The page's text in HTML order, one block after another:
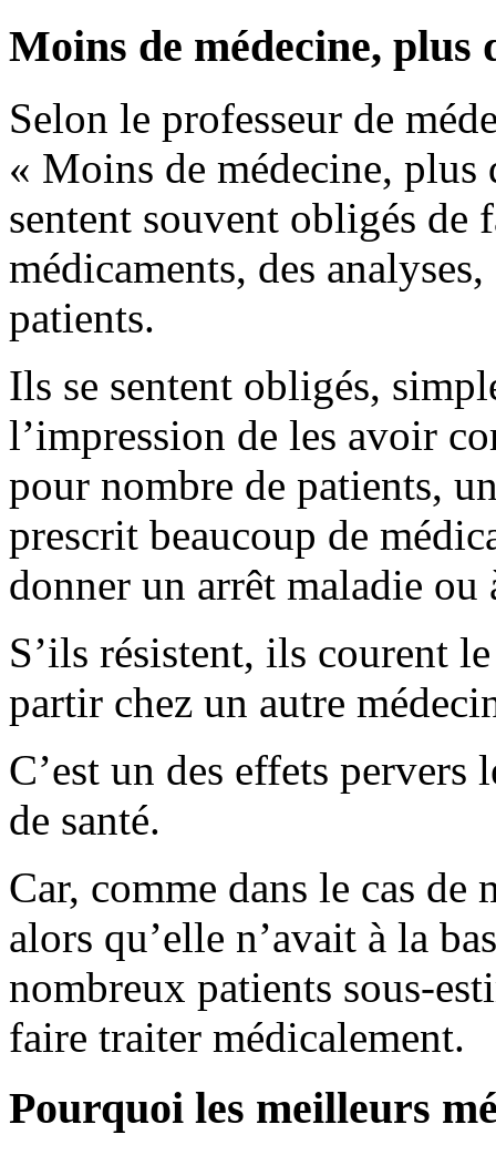
Moins de médecine, plus
Selon le professeur de
« Moins de médecine, plus
sentent souvent obligés de
médicaments, des
patients.
Ils se sentent obligés,
l’impression de les avoir
pour nombre de patients,
prescrit beaucoup de
donner un arrêt maladie ou
S’ils résistent, ils courent
partir chez un autre
C’est un des effets pervers
de santé.
Car, comme dans le cas
alors qu’elle n’avait à la
nombreux patients sous-
faire traiter médicalement.
Pourquoi les meilleurs